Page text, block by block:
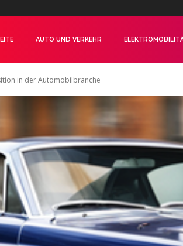
AUTO UND VERKEHR
in der Automobilbranche